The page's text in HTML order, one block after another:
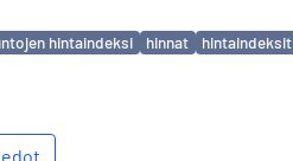
hintaindeksi hinnat hintaindeksit